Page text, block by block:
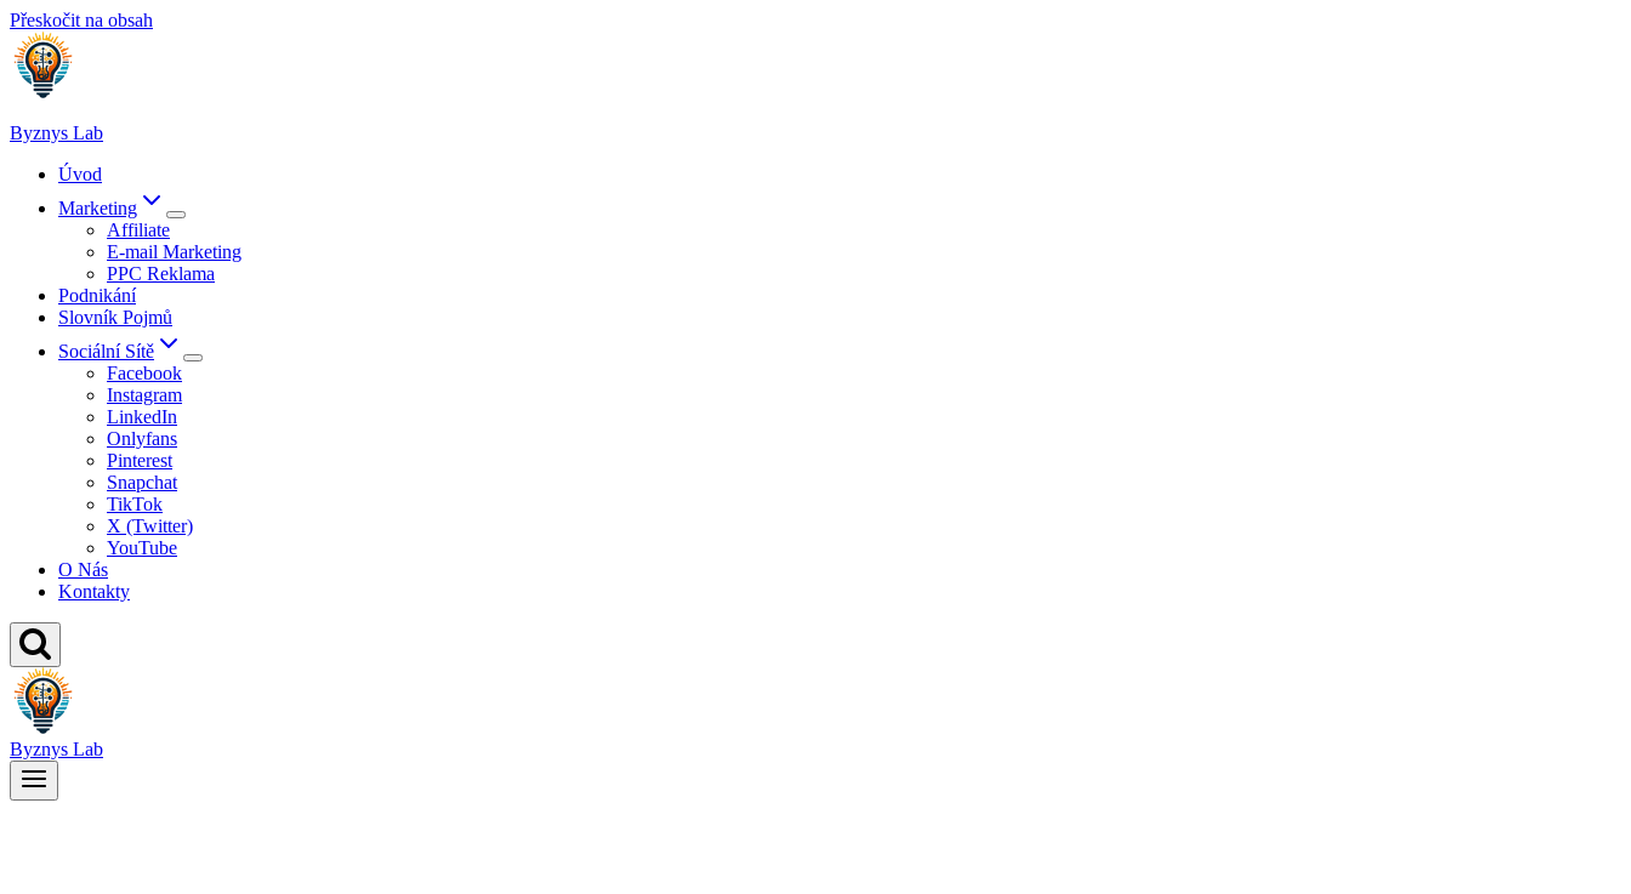
Přeskočit na obsah
Byznys Lab
Úvod
Marketing
Affiliate
E-mail Marketing
PPC Reklama
Podnikání
Slovník Pojmů
Sociální Sítě
Facebook
Instagram
LinkedIn
Onlyfans
Pinterest
Snapchat
TikTok
X (Twitter)
YouTube
O Nás
Kontakty
Byznys Lab